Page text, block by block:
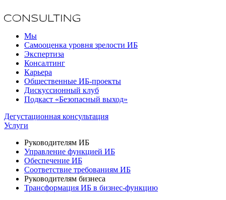
Мы
Самооценка уровня зрелости ИБ
Экспертиза
Консалтинг
Карьера
Общественные ИБ-проекты
Дискуссионный клуб
Подкаст «Безопасный выход»
Дегустационная консультация
Услуги
Руководителям ИБ
Управление функцией ИБ
Обеспечение ИБ
Соответствие требованиям ИБ
Руководителям бизнеса
Трансформация ИБ в бизнес-функцию